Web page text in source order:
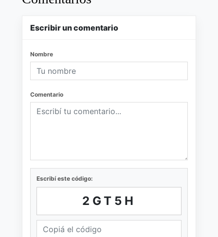
Escribir un comentario
Nombre
Comentario
Escribí este código:
2GT5H